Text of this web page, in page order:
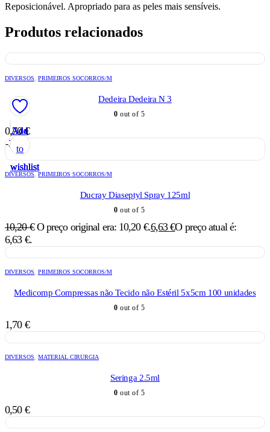
Reposicionável. Apropriado para as peles mais sensíveis.
Produtos relacionados
Add
to
wishlist
DIVERSOS, PRIMEIROS SOCORROS/M
Dedeira Dedeira N 3
0 out of 5
0,70€
-35%
Add
to
wishlist
DIVERSOS, PRIMEIROS SOCORROS/M
Ducray Diaseptyl Spray 125ml
0 out of 5
10,20€ O preço original era: 10,20 €.6,63€O preço atual é:
6,63 €.
Add
to
wishlist
DIVERSOS, PRIMEIROS SOCORROS/M
Medicomp Compressas não Tecido não Estéril 5x5cm 100 unidades
0 out of 5
1,70 €
Add
to
wishlist
DIVERSOS, MATERIAL CIRURGIA
Seringa 2.5ml
0 out of 5
0,50 €
Add
to
wishlist